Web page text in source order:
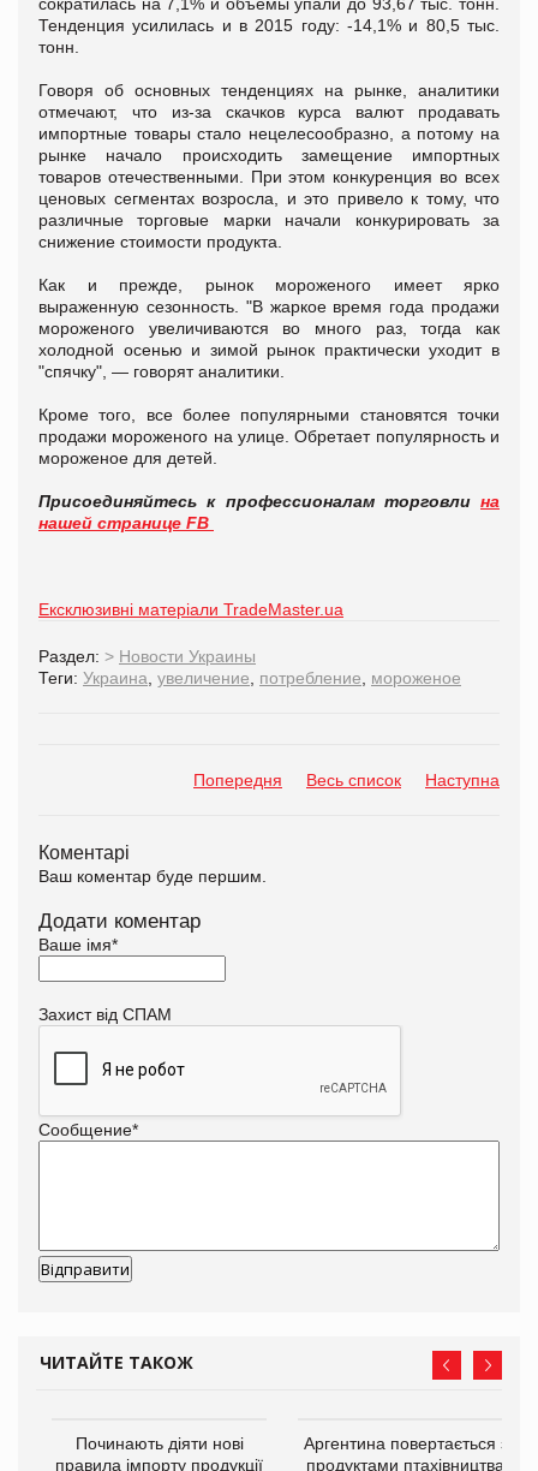
Тенденция усилилась и в 2015 году: -14,1% и 80,5 тыс.
тонн.
Говоря об основных тенденциях на рынке, аналитики
отмечают, что из-за скачков курса валют продавать
импортные товары стало нецелесообразно, а потому на
рынке начало происходить замещение импортных
товаров отечественными. При этом конкуренция во всех
ценовых сегментах возросла, и это привело к тому, что
различные торговые марки начали конкурировать за
снижение стоимости продукта.
Как и прежде, рынок мороженого имеет ярко
выраженную сезонность. "В жаркое время года продажи
мороженого увеличиваются во много раз, тогда как
холодной осенью и зимой рынок практически уходит в
"спячку", — говорят аналитики.
Кроме того, все более популярными становятся точки
продажи мороженого на улице. Обретает популярность и
мороженое для детей.
Присоединяйтесь к профессионалам торговли на
нашей странице FB
Ексклюзивні матеріали TradeMaster.ua
Раздел: > Новости Украины
Теги: Украина увеличение потребление мороженое
Попередня Весь список Наступна
Коментарі
Ваш коментар буде першим.
Додати коментар
Ваше імя*
Захист від СПАМ
Сообщение*
ЧИТАЙТЕ ТАКОЖ
Починають діяти нові
правила імпорту продукції
Аргентина повертається з
продуктами птахівництва